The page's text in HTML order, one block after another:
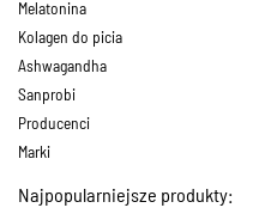
Melatonina
Kolagen do picia
Ashwagandha
Sanprobi
Producenci
Marki
Najpopularniejsze produkty: